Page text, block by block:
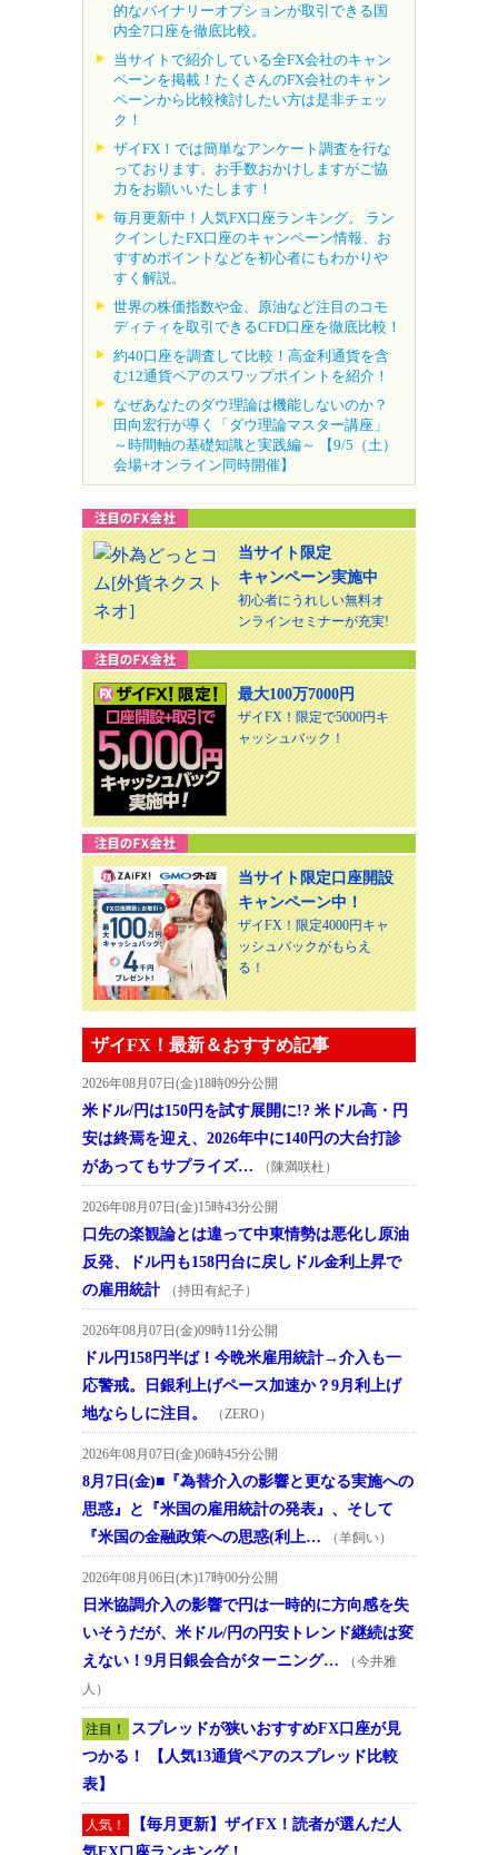
的なバイナリーオプションが取引できる国
内全7口座を徹底比較。
当サイトで紹介している全FX会社のキャン
ペーンを掲載！たくさんのFX会社のキャン
ペーンから比較検討したい方は是非チェッ
ク！
ザイFX！では簡単なアンケート調査を行な
っております。お手数おかけしますがご協
力をお願いいたします！
毎月更新中！人気FX口座ランキング。 ラン
クインしたFX口座のキャンペーン情報、お
すすめポイントなどを初心者にもわかりや
すく解説。
世界の株価指数や金、原油など注目のコモ
ディティを取引できるCFD口座を徹底比較！
約40口座を調査して比較！高金利通貨を含
む12通貨ペアのスワップポイントを紹介！
なぜあなたのダウ理論は機能しないのか？
田向宏行が導く「ダウ理論マスター講座」
～時間軸の基礎知識と実践編～ 【9/5（土）
会場+オンライン同時開催】
当サイト限定
キャンペーン実施中
初心者にうれしい無料オ
ンラインセミナーが充実!
最大100万7000円
ザイFX！限定で5000円キ
ャッシュバック！
当サイト限定口座開設
キャンペーン中！
ザイFX！限定4000円キャ
ッシュバックがもらえ
る！
ザイFX！最新＆おすすめ記事
2026年08月07日(金)18時09分公開
米ドル/円は150円を試す展開に!? 米ドル高・円
安は終焉を迎え、2026年中に140円の大台打診
があってもサプライズ…
（陳満咲杜）
2026年08月07日(金)15時43分公開
口先の楽観論とは違って中東情勢は悪化し原油
反発、ドル円も158円台に戻しドル金利上昇で
の雇用統計
（持田有紀子）
2026年08月07日(金)09時11分公開
ドル円158円半ば！今晩米雇用統計→介入も一
応警戒。日銀利上げペース加速か？9月利上げ
地ならしに注目。
（ZERO）
2026年08月07日(金)06時45分公開
8月7日(金)■『為替介入の影響と更なる実施への
思惑』と『米国の雇用統計の発表』、そして
『米国の金融政策への思惑(利上…
（羊飼い）
2026年08月06日(木)17時00分公開
日米協調介入の影響で円は一時的に方向感を失
いそうだが、米ドル/円の円安トレンド継続は変
えない！9月日銀会合がターニング…
（今井雅
人）
注目！
スプレッドが狭いおすすめFX口座が見
つかる！ 【人気13通貨ペアのスプレッド比較
表】
人気！
【毎月更新】ザイFX！読者が選んだ人